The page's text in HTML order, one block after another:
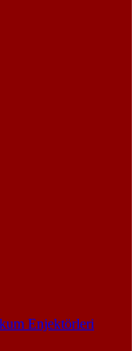
Enjektörleri